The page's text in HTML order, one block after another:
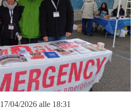
17/04/2026 alle 18:31